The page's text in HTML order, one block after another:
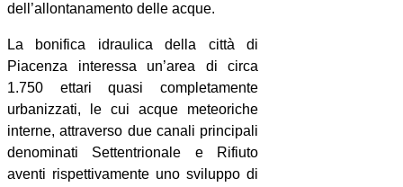
dell’allontanamento delle acque.
La bonifica idraulica della città di
Piacenza interessa un’area di circa
1.750 ettari quasi completamente
urbanizzati, le cui acque meteoriche
interne, attraverso due canali principali
denominati Settentrionale e Rifiuto
aventi rispettivamente uno sviluppo di